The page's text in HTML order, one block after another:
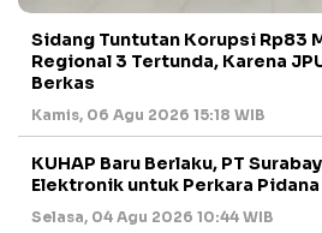
Sidang Tuntutan Korupsi Rp83
Regional 3 Tertunda, Karena
Berkas
Kamis, 06 Agu 2026 15:18 WIB
KUHAP Baru Berlaku, PT
Elektronik untuk Perkara Pidana
Selasa, 04 Agu 2026 10:44 WIB